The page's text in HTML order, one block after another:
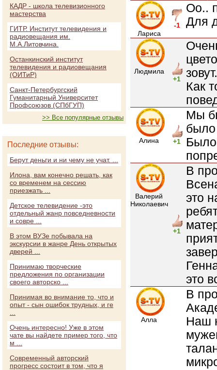
Лариса
-1
Оо..
Для
Людмила
+1
Как
Алина +1
Мы
было
Было
Валерий
Николаевич
+1
В
это
это
Алла
В
Наш
КАДР - школа телевизионного
мастерства
ГИТР. Институт телевидения и
радиовещания им.
М.А.Литовчина.
Останкинский институт
телевидения и радиовещания
(ОИТиР)
Санкт-Петербургский
Гуманитарный Университет
Профсоюзов (СПбГУП)
>> Все популярные отзывы
Последние отзывы:
Берут деньги и ни чему не учат. ...
Илона, вам конечно решать, как
со временем на сессию
приезжать ...
Детское телевидение -это
отдельный жанр повседневности
и совре ...
В этом ВУЗе побывала на
экскурсии в жанре День открытых
дверей ...
Принимаю творческие
предложения по организации
своего авторско ...
Принимая во внимание то, что и
опыт - сын ошибок трудных, и ге
Очень интересно! Уже в этом
чате вы найдете пример того, что
м ...
Современный авторский
прогресс состоит в том, что я